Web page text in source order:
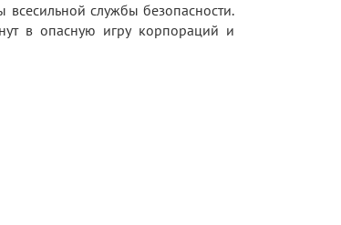
всесильной службы безопасности.
в опасную игру корпораций и